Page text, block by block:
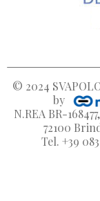
© 2024
by
N.REA BR-
72100
Tel. +39